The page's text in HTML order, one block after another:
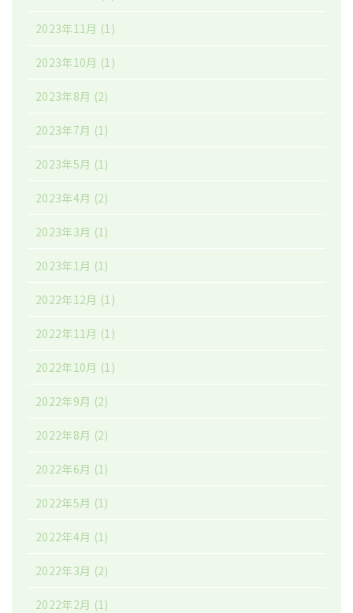
2023年11月 (1)
2023年10月 (1)
2023年8月 (2)
2023年7月 (1)
2023年5月 (1)
2023年4月 (2)
2023年3月 (1)
2023年1月 (1)
2022年12月 (1)
2022年11月 (1)
2022年10月 (1)
2022年9月 (2)
2022年8月 (2)
2022年6月 (1)
2022年5月 (1)
2022年4月 (1)
2022年3月 (2)
2022年2月 (1)